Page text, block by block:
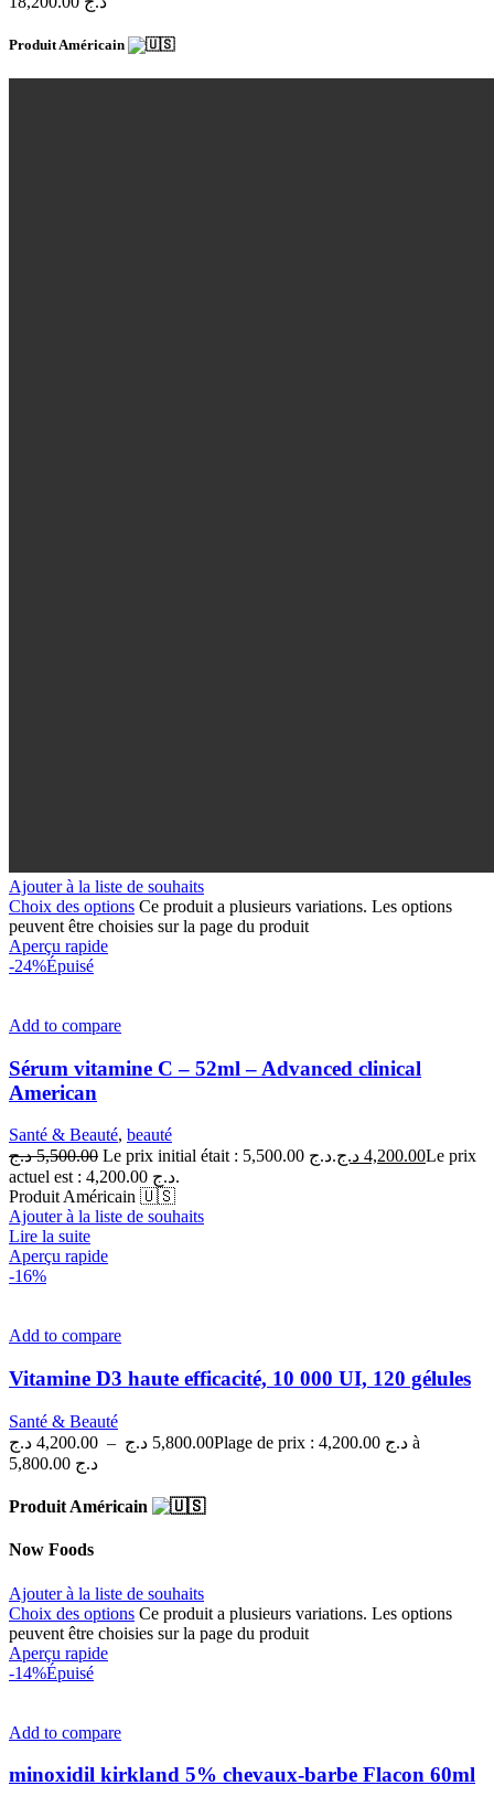
Produit Américain
Ajouter à la liste de souhaits
Choix des options Ce produit a plusieurs variations. Les options
peuvent être choisies sur la page du produit
Aperçu rapide
-24%Épuisé
Add to compare
Sérum vitamine C – 52ml – Advanced clinical
American
Santé & Beauté, beauté
5,500.00 د.ج Le prix initial était : 5,500.00 د.ج. 4,200.00 د.ج
Le prix
actuel est : 4,200.00 د.ج.
Produit Américain 🇺🇸
Ajouter à la liste de souhaits
Lire la suite
Aperçu rapide
-16%
Add to compare
Vitamine D3 haute efficacité, 10 000 UI, 120 gélules
Santé & Beauté
4,200.00 د.ج – 5,800.00 د.ج
Plage de prix : 4,200.00 د.ج à
5,800.00 د.ج
Produit Américain
Now Foods
Ajouter à la liste de souhaits
Choix des options Ce produit a plusieurs variations. Les options
peuvent être choisies sur la page du produit
Aperçu rapide
-14%Épuisé
Add to compare
minoxidil kirkland 5% chevaux-barbe Flacon 60ml